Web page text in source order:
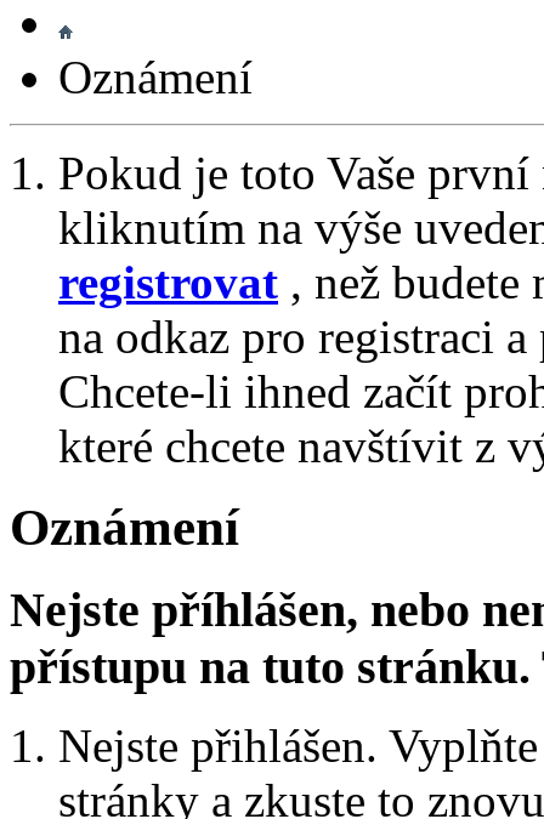
Oznámení
Pokud je toto Vaše
kliknutím na výše
registrovat , než
na odkaz pro registraci
Chcete-li ihned začít
které chcete navštívit z
Oznámení
Nejste příhlášen, nebo
přístupu na tuto
Nejste přihlášen.
stránky a zkuste to